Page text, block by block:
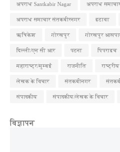
अपराध Santkabir Nagar अपराध
अपराध समाचार संतकबीरनगर इटावा
ऋषिकेश गोरखपुर गोरखपुर
दिल्ली/एन सी आर पटना पिपराइच
महाराष्ट्र/मुम्बई राजनीति
लेखक के विचार संतकबीनगर
संपादकीय संपादकीय/लेखक के विचार
विज्ञापन